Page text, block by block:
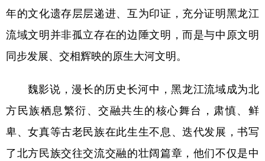
年的文化遗存层层递进、互为印证，充分证明黑龙江
流域文明并非孤立存在的边陲文明，而是与中原文明
同步发展、交相辉映的原生大河文明。
魏影说，漫长的历史长河中，黑龙江流域成为北
方民族栖息繁衍、交融共生的核心舞台，肃慎、鲜
卑、女真等古老民族在此生生不息、迭代发展，书写
了北方民族交往交流交融的壮阔篇章，他们不仅是中